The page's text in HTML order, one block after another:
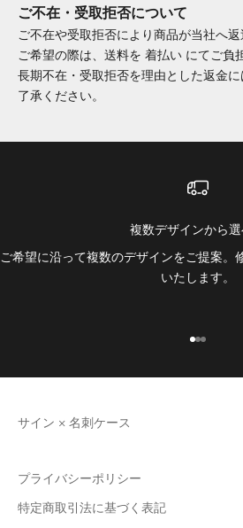
ご不在・受取拒否について
ご不在や受取拒否により商品が当社へ
ご希望の際は、送料を 着払い にてご負
長期不在・受取拒否を理由とした返金
了承ください。
複数デザインから選
ご希望に沿って複数のデザインをご提案。
いたします。
I18n
I18n
I18n
サイン × 名刺ケース
プライバシーポリシー
特定商取引法に基づく表記